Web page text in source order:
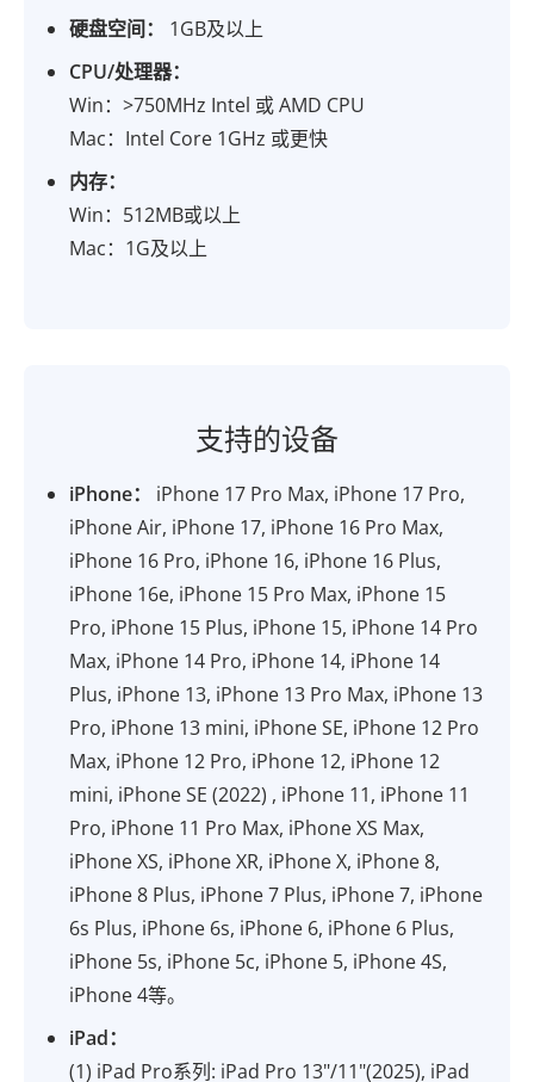
硬盘空间：
1GB及以上
CPU/处理器：
Win：>750MHz Intel 或 AMD CPU
Mac：Intel Core 1GHz 或更快
内存：
Win：512MB或以上
Mac：1G及以上
支持的设备
iPhone：
iPhone 17 Pro Max, iPhone 17 Pro,
iPhone Air, iPhone 17, iPhone 16 Pro Max,
iPhone 16 Pro, iPhone 16, iPhone 16 Plus,
iPhone 16e, iPhone 15 Pro Max, iPhone 15
Pro, iPhone 15 Plus, iPhone 15, iPhone 14 Pro
Max, iPhone 14 Pro, iPhone 14, iPhone 14
Plus, iPhone 13, iPhone 13 Pro Max, iPhone 13
Pro, iPhone 13 mini, iPhone SE, iPhone 12 Pro
Max, iPhone 12 Pro, iPhone 12, iPhone 12
mini, iPhone SE (2022) , iPhone 11, iPhone 11
Pro, iPhone 11 Pro Max, iPhone XS Max,
iPhone XS, iPhone XR, iPhone X, iPhone 8,
iPhone 8 Plus, iPhone 7 Plus, iPhone 7, iPhone
6s Plus, iPhone 6s, iPhone 6, iPhone 6 Plus,
iPhone 5s, iPhone 5c, iPhone 5, iPhone 4S,
iPhone 4等。
iPad：
(1) iPad Pro系列: iPad Pro 13"/11"(2025), iPad